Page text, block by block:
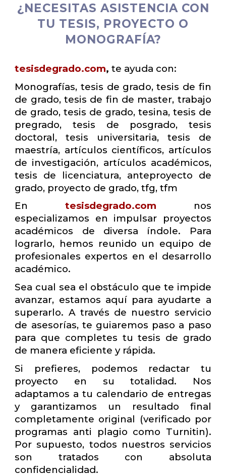
¿NECESITAS ASISTENCIA CON
TU TESIS, PROYECTO O
MONOGRAFÍA?
tesisdegrado.com, te ayuda con:
Monografías, tesis de grado, tesis de fin
de grado, tesis de fin de master, trabajo
de grado, tesis de grado, tesina, tesis de
pregrado, tesis de posgrado, tesis
doctoral, tesis universitaria, tesis de
maestría, artículos científicos, artículos
de investigación, artículos académicos,
tesis de licenciatura, anteproyecto de
grado, proyecto de grado, tfg, tfm
En tesisdegrado.com nos
especializamos en impulsar proyectos
académicos de diversa índole. Para
lograrlo, hemos reunido un equipo de
profesionales expertos en el desarrollo
académico.
Sea cual sea el obstáculo que te impide
avanzar, estamos aquí para ayudarte a
superarlo. A través de nuestro servicio
de asesorías, te guiaremos paso a paso
para que completes tu tesis de grado
de manera eficiente y rápida.
Si prefieres, podemos redactar tu
proyecto en su totalidad. Nos
adaptamos a tu calendario de entregas
y garantizamos un resultado final
completamente original (verificado por
programas anti plagio como Turnitin).
Por supuesto, todos nuestros servicios
son tratados con absoluta
confidencialidad.